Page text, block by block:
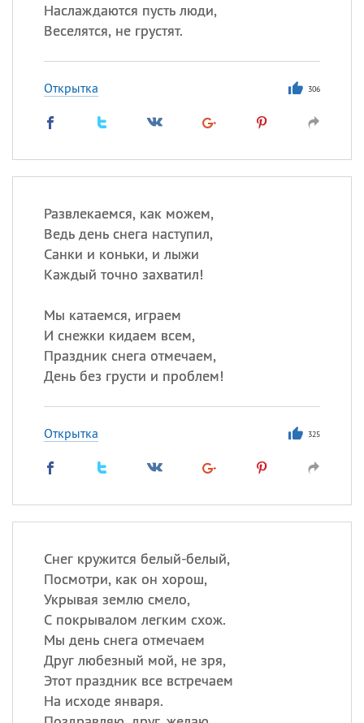
Наслаждаются пусть люди,
Веселятся, не грустят.
Открытка 306
Развлекаемся, как можем,
Ведь день снега наступил,
Санки и коньки, и лыжи
Каждый точно захватил!
Мы катаемся, играем
И снежки кидаем всем,
Праздник снега отмечаем,
День без грусти и проблем!
Открытка 325
Снег кружится белый-белый,
Посмотри, как он хорош,
Укрывая землю смело,
С покрывалом легким схож.
Мы день снега отмечаем
Друг любезный мой, не зря,
Этот праздник все встречаем
На исходе января.